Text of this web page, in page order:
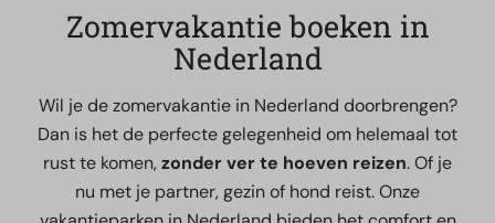
Zomervakantie boeken in
Nederland
Wil je de zomervakantie in Nederland doorbrengen?
Dan is het de perfecte gelegenheid om helemaal tot
rust te komen,zonder ver te hoeven reizen. Of je
nu met je partner, gezin of hond reist. Onze